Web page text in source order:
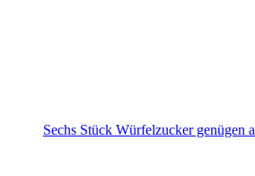
Sechs Stück Würfelzucker genügen